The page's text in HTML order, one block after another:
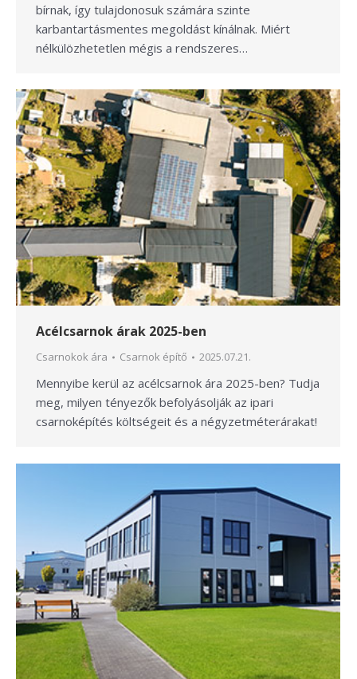
bírnak, így tulajdonosuk számára szinte
karbantartásmentes megoldást kínálnak. Miért
nélkülözhetetlen mégis a rendszeres…
Acélcsarnok árak 2025-ben
Csarnokok ára Csarnok építő 2025.07.21.
Mennyibe kerül az acélcsarnok ára 2025-ben? Tudja
meg, milyen tényezők befolyásolják az ipari
csarnoképítés költségeit és a négyzetméterárakat!